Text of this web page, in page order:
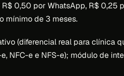
0,50 por WhatsApp, R$ 0,25
mínimo de 3 meses.
(diferencial real para clínica
NFC-e e NFS-e); módulo de